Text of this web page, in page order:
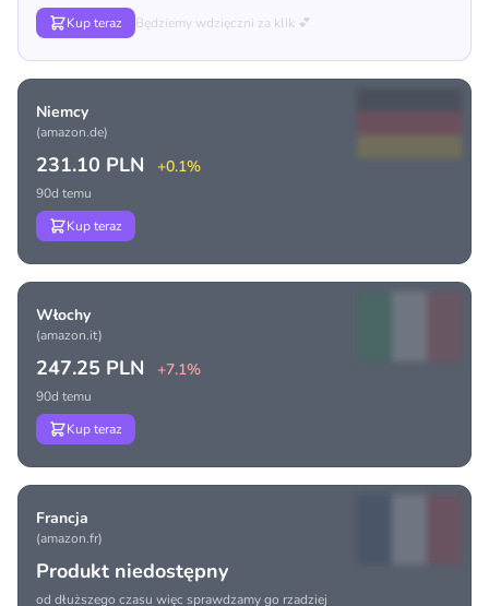
Kup teraz
Będziemy wdzięczni za klik 💕
Niemcy
(amazon.de)
231.10 PLN +0.1%
90d temu
Kup teraz
Włochy
(amazon.it)
247.25 PLN +7.1%
90d temu
Kup teraz
Francja
(amazon.fr)
Produkt niedostępny
od dłuższego czasu więc sprawdzamy go rzadziej